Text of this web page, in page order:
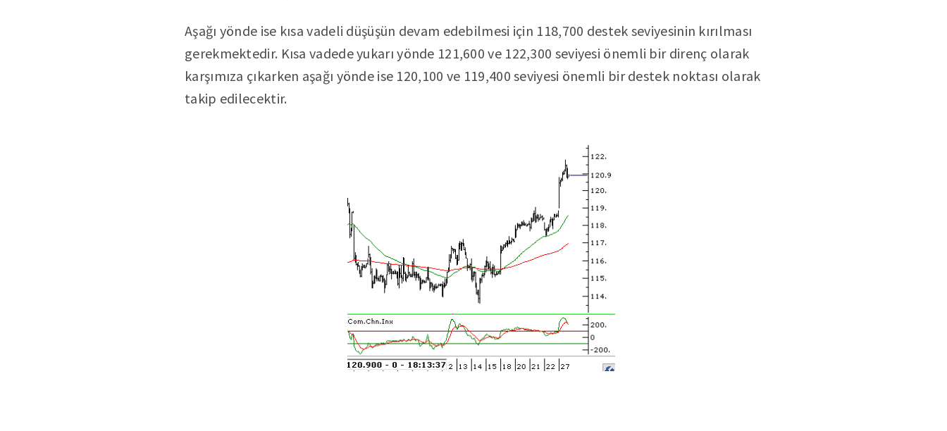
Aşağı yönde ise kısa vadeli düşüşün devam edebilmesi için 118,700 destek seviyesinin kırılması
gerekmektedir. Kısa vadede yukarı yönde 121,600 ve 122,300 seviyesi önemli bir direnç olarak
karşımıza çıkarken aşağı yönde ise 120,100 ve 119,400 seviyesi önemli bir destek noktası olarak
takip edilecektir.